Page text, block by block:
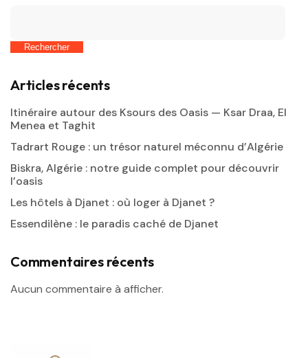
Rechercher
Articles récents
Itinéraire autour des Ksours des Oasis — Ksar Draa, El
Menea et Taghit
Tadrart Rouge : un trésor naturel méconnu d’Algérie
Biskra, Algérie : notre guide complet pour découvrir
l’oasis
Les hôtels à Djanet : où loger à Djanet ?
Essendilène : le paradis caché de Djanet
Commentaires récents
Aucun commentaire à afficher.